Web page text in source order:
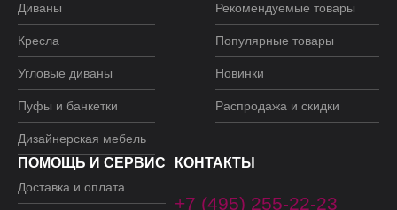
Диваны
Кресла
Угловые диваны
Пуфы и банкетки
Дизайнерская мебель
Рекомендуемые товары
Популярные товары
Новинки
Распродажа и скидки
ПОМОЩЬ И СЕРВИС
Доставка и оплата
КОНТАКТЫ
+7 (495) 255-22-23